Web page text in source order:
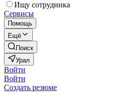
Ищу сотрудника
Сервисы
Помощь
Ещё
Поиск
Урал
Войти
Войти
Создать резюме